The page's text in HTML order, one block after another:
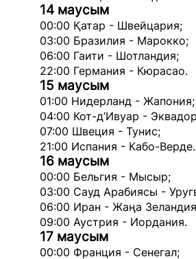
14 маусым
00:00 Қатар - Швейцария;
03:00 Бразилия - Марокко;
06:00 Гаити - Шотландия;
22:00 Германия - Кюрасао.
15 маусым
01:00 Нидерланд - Жапония;
04:00 Кот-д’Ивуар -
07:00 Швеция - Тунис;
21:00 Испания - Кабо-Верде.
16 маусым
00:00 Бельгия - Мысыр;
03:00 Сауд Арабиясы -
06:00 Иран - Жаңа
09:00 Аустрия - Иордания.
17 маусым
00:00 Франция - Сенегал;